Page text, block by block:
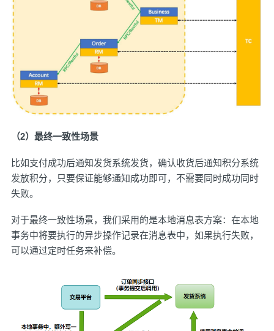
（2）最终一致性场景
比如支付成功后通知发货系统发货，确认收货后通知积分系统
发放积分，只要保证能够通知成功即可，不需要同时成功同时
失败。
对于最终一致性场景，我们采用的是本地消息表方案：在本地
事务中将要执行的异步操作记录在消息表中，如果执行失败，
可以通过定时任务来补偿。